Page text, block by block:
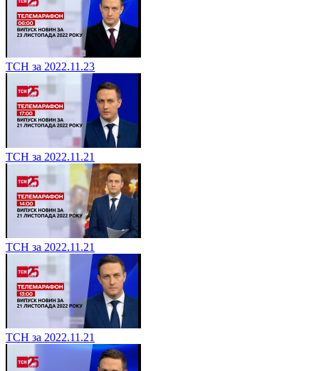
ТСН за 2022.11.23
ТСН за 2022.11.21
ТСН за 2022.11.21
ТСН за 2022.11.21